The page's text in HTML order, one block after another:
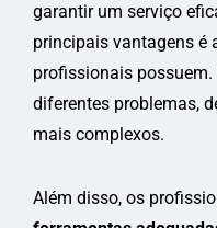
garantir um serviço
principais vantagens é
profissionais
diferentes problemas,
mais complexos.
Além disso, os